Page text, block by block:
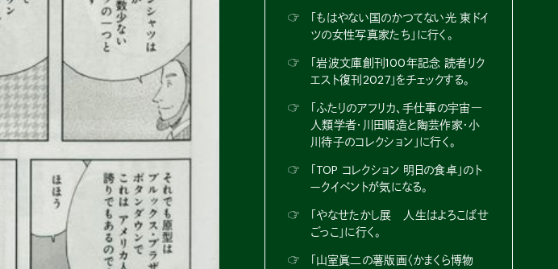
☞
「もはやない国のかつてない光 東ドイ
ツの女性写真家たち」に行く。
☞
「岩波文庫創刊100年記念 読者リク
エスト復刊2027」をチェックする。
☞
「ふたりのアフリカ、手仕事の宇宙―
人類学者・川田順造と陶芸作家・小
川待子のコレクション」に行く。
☞
「TOP コレクション 明日の食卓」のト
ークイベントが気になる。
☞
「やなせたかし展 人生はよろこばせ
ごっこ」に行く。
☞
「山室眞二の薯版画〈かまくら博物